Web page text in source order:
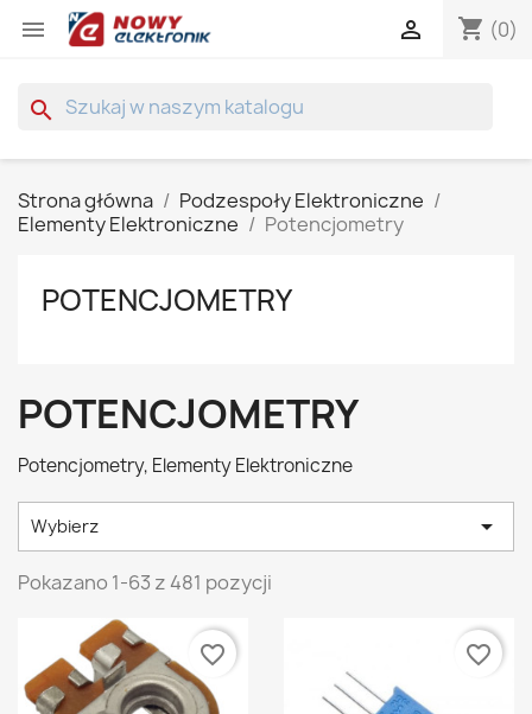
 shopping_cart (0)

search
Strona główna
Podzespoły Elektroniczne
Elementy Elektroniczne
Potencjometry
POTENCJOMETRY
POTENCJOMETRY
Potencjometry, Elementy Elektroniczne
Wybierz 
Pokazano 1-63 z 481 pozycji
favorite_border favorite_border